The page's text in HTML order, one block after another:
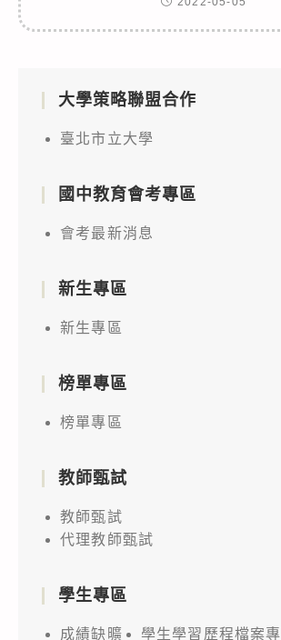
大學策略聯盟合作
臺北市立大學
國中教育會考專區
會考最新消息
新生專區
新生專區
榜單專區
榜單專區
教師甄試
教師甄試
代理教師甄試
學生專區
成績缺曠 學生學習歷程檔案